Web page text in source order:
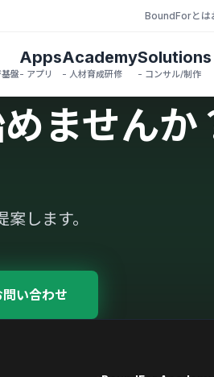
BoundForとは
盤
Apps
- アプリ
Academy
- 人材育成研修
Solutions
- コンサル/制作
ませんか
します。
問い合わせ